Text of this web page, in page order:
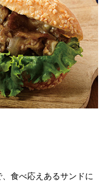
食べ応えあるサンドに